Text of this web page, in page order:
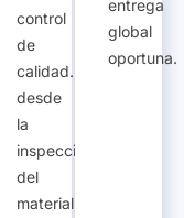
puntos
de
control
de
calidad.,
desde
la
inspección
para
una
entrega